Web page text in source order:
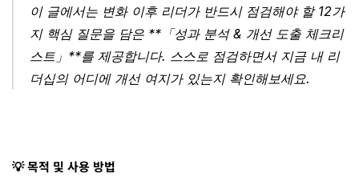
이 글에서는 변화 이후 리더가 반드시 점검해야 할 12가
지 핵심 질문을 담은 **「성과 분석 & 개선 도출 체크리
스트」**를 제공합니다. 스스로 점검하면서 지금 내 리
더십의 어디에 개선 여지가 있는지 확인해보세요.
💡 목적 및 사용 방법